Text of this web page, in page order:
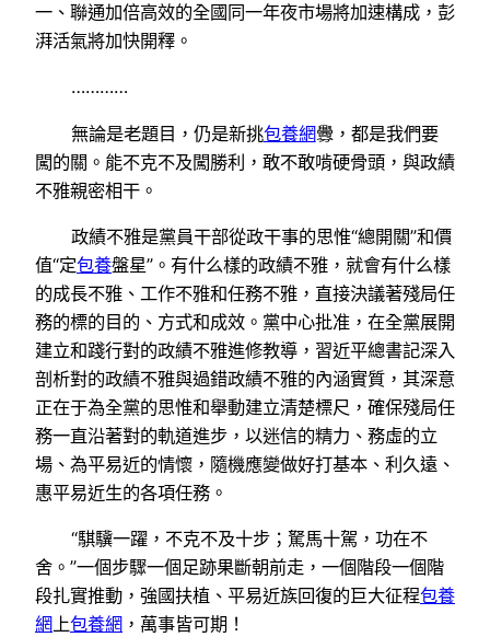
一、聯通加倍高效的全國同一年夜市場將加速構成，彭
湃活氣將加快開釋。
…………
無論是老題目，仍是新挑包養網釁，都是我們要
闖的關。能不克不及闖勝利，敢不敢啃硬骨頭，與政績
不雅親密相干。
政績不雅是黨員干部從政干事的思惟“總開關”和價
值“定包養盤星”。有什么樣的政績不雅，就會有什么樣
的成長不雅、工作不雅和任務不雅，直接決議著殘局任
務的標的目的、方式和成效。黨中心批准，在全黨展開
建立和踐行對的政績不雅進修教導，習近平總書記深入
剖析對的政績不雅與過錯政績不雅的內涵實質，其深意
正在于為全黨的思惟和舉動建立清楚標尺，確保殘局任
務一直沿著對的軌道進步，以迷信的精力、務虛的立
場、為平易近的情懷，隨機應變做好打基本、利久遠、
惠平易近生的各項任務。
“騏驥一躍，不克不及十步；駑馬十駕，功在不
舍。”一個步驟一個足跡果斷朝前走，一個階段一個階
段扎實推動，強國扶植、平易近族回復的巨大征程包養
網上包養網 ，萬事皆可期！